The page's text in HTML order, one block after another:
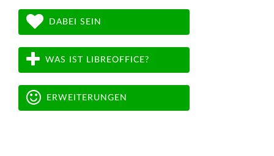
DABEI SEIN
WAS IST LIBREOFFICE?
ERWEITERUNGEN